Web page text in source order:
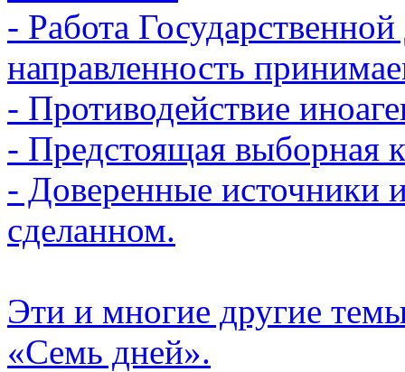
- Работа
направленность
- Противодействие
- Предстоящая выборная
- Доверенные источники
сделанном.
Эти и многие другие
«Семь дней».